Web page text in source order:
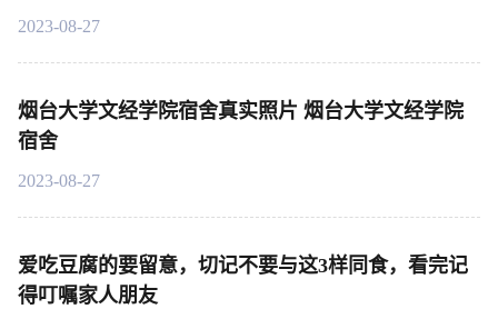
2023-08-27
烟台大学文经学院宿舍真实照片 烟台大学文经学院
宿舍
2023-08-27
爱吃豆腐的要留意，切记不要与这3样同食，看完记
得叮嘱家人朋友